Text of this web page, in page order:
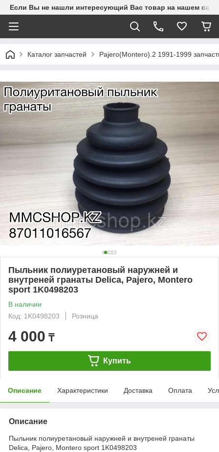
Если Вы не нашли интересующий Вас товар на нашем
Каталог запчастей Pajero(Montero).2 1991-1999
Пыльник полиуретановый наружней и
внутреней гранаты Delica, Pajero, Montero
sport 1K0498203
В наличии
Код: 1K0498203
Розница
4 000 ₸
Купить
Описание Характеристики Доставка Оплата
Описание
Пыльник полиуретановый наружней и внутреней гранаты
Delica, Pajero, Montero sport 1K0498203